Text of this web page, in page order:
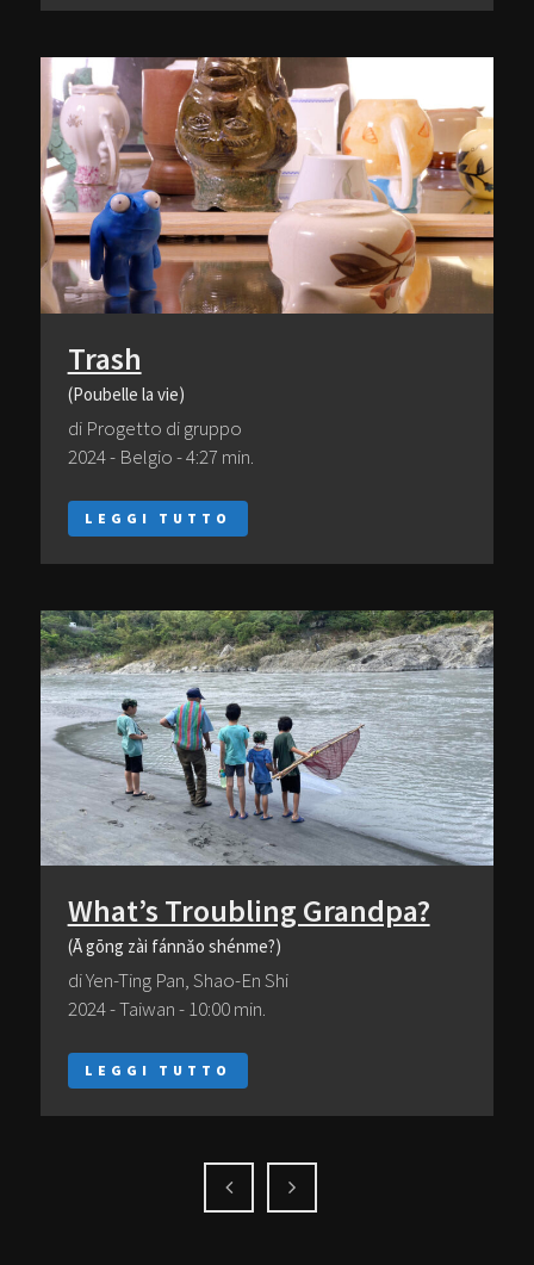
Trash
(Poubelle la vie)
di Progetto di gruppo
2024 - Belgio - 4:27 min.
LEGGI TUTTO
What’s Troubling Grandpa?
(Ā gōng zài fánnǎo shénme?)
di Yen-Ting Pan, Shao-En Shi
2024 - Taiwan - 10:00 min.
LEGGI TUTTO